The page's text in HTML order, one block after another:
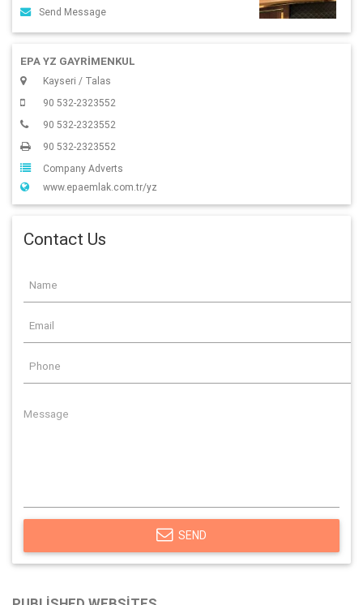
Send Message
EPA YZ GAYRİMENKUL
Kayseri / Talas
90 532-2323552
90 532-2323552
90 532-2323552
Company Adverts
www.epaemlak.com.tr/yz
Contact Us
SEND